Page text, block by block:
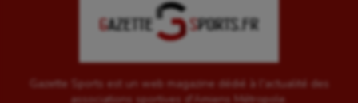
Gazette Sports est un web magazine dédié à l'actualité des
associations sportives d'Amiens Métropole.